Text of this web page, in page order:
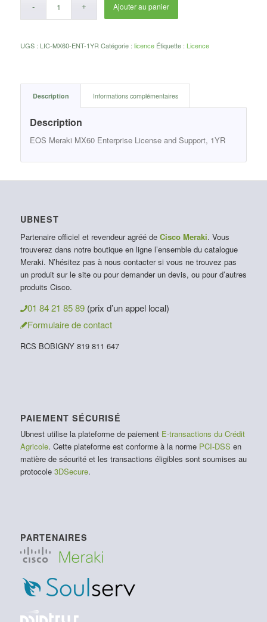
Ajouter au panier
UGS : LIC-MX60-ENT-1YR Catégorie : licence Étiquette : Licence
Description Informations complémentaires
Description
EOS Meraki MX60 Enterprise License and Support, 1YR
UBNEST
Partenaire officiel et revendeur agréé de Cisco Meraki. Vous
trouverez dans notre boutique en ligne l’ensemble du catalogue
Meraki. N’hésitez pas à nous contacter si vous ne trouvez pas
un produit sur le site ou pour demander un devis, ou pour d’autres
produits Cisco.
01 84 21 85 89 (prix d’un appel local)
Formulaire de contact
RCS BOBIGNY 819 811 647
PAIEMENT SÉCURISÉ
Ubnest utilise la plateforme de paiement E-transactions du Crédit
Agricole. Cette plateforme est conforme à la norme PCI-DSS en
matière de sécurité et les transactions éligibles sont soumises au
protocole 3DSecure.
PARTENAIRES